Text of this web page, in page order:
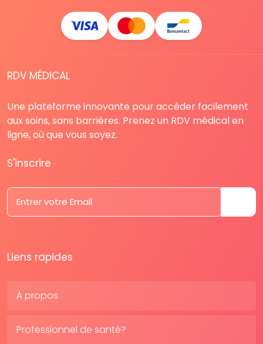
RDV MÉDICAL
Une plateforme innovante pour accéder facilement
aux soins, sans barrières. Prenez un RDV médical en
ligne, où que vous soyez.
S'inscrire
Liens rapides
À propos
Professionnel de santé?